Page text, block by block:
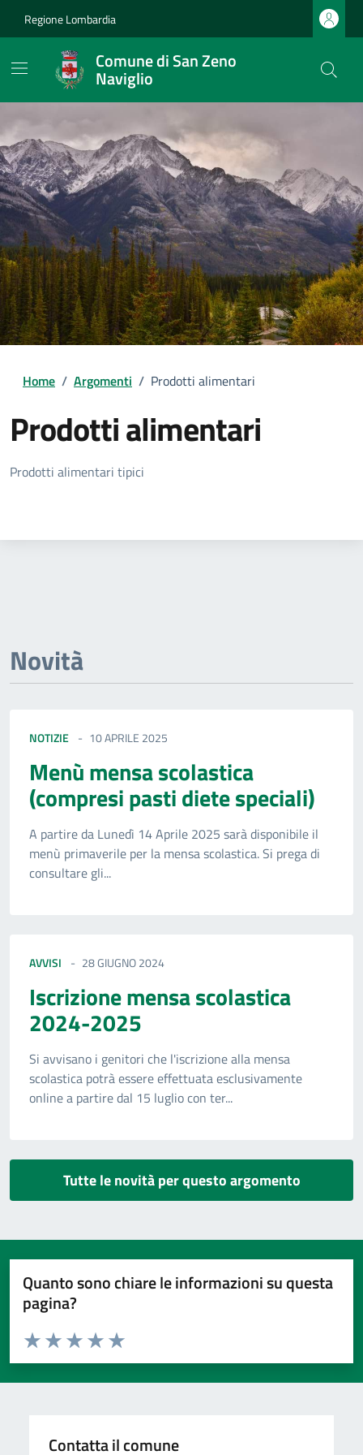
Regione Lombardia
Comune di San Zeno
Naviglio
Home / Argomenti / Prodotti alimentari
Prodotti alimentari
Dettagli della notizia
Prodotti alimentari tipici
Novità
NOTIZIE 10 APRILE 2025
Menù mensa scolastica
(compresi pasti diete speciali)
A partire da Lunedì 14 Aprile 2025 sarà disponibile il
menù primaverile per la mensa scolastica. Si prega di
consultare gli...
AVVISI 28 GIUGNO 2024
Iscrizione mensa scolastica
2024-2025
Si avvisano i genitori che l'iscrizione alla mensa
scolastica potrà essere effettuata esclusivamente
online a partire dal 15 luglio con ter...
Tutte le novità per questo argomento
Quanto sono chiare le informazioni su questa
pagina?
Valuta da 1 a 5 stelle la pagina
Valuta 5 stelle su 5
Valuta 4 stelle su 5
Valuta 3 stelle su 5
Valuta 2 stelle su 5
Valuta 1 stelle su 5
Contatta il comune